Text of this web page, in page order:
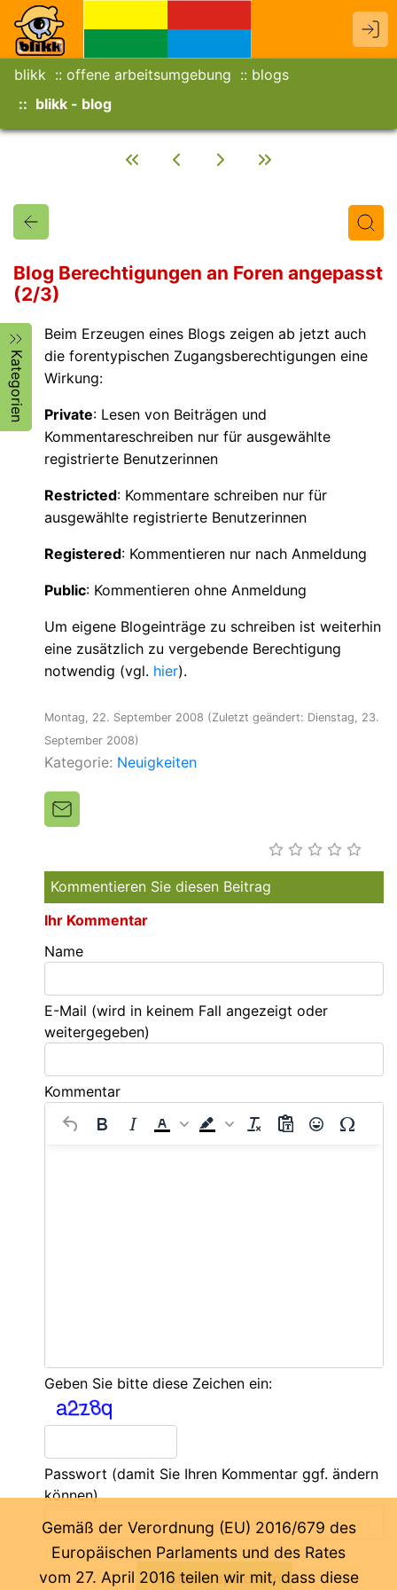
blikk offene arbeitsumgebung
blogs
blikk - blog
Blog Berechtigungen an Foren angepasst
(2/3)
Kategorien
Beim Erzeugen eines Blogs zeigen ab jetzt auch
die forentypischen Zugangsberechtigungen eine
Wirkung:
Private: Lesen von Beiträgen und
Kommentareschreiben nur für ausgewählte
registrierte Benutzerinnen
Restricted: Kommentare schreiben nur für
ausgewählte registrierte Benutzerinnen
Registered: Kommentieren nur nach Anmeldung
Public: Kommentieren ohne Anmeldung
Um eigene Blogeinträge zu schreiben ist weiterhin
eine zusätzlich zu vergebende Berechtigung
notwendig (vgl. hier).
Montag, 22. September 2008 (Zuletzt geändert: Dienstag, 23.
September 2008)
Kategorie: Neuigkeiten
Kommentieren Sie diesen Beitrag
Ihr Kommentar
Name
E-Mail (wird in keinem Fall angezeigt oder
weitergegeben)
Kommentar
Geben Sie bitte diese Zeichen ein:
Passwort (damit Sie Ihren Kommentar ggf. ändern
können)
Gemäß der Verordnung (EU) 2016/679 des
Europäischen Parlaments und des Rates
vom 27. April 2016 teilen wir mit, dass diese